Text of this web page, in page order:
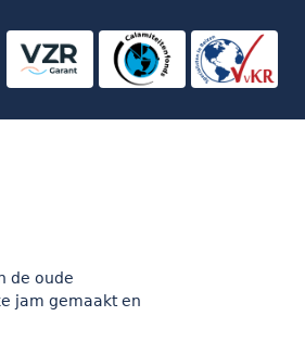
de oude
jam gemaakt en